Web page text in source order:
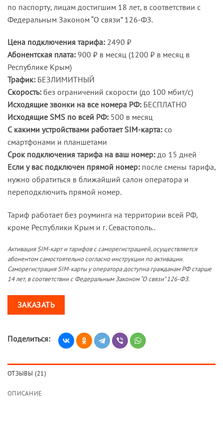
по паспорту, лицам достигшим 18 лет, в соответствии с
Федеральным Законом “О связи” 126-ФЗ.
Цена подключения тарифа: 2490 ₽
Абонентская плата: 900 ₽ в месяц (1200 ₽ в месяц в
Республике Крым)
Трафик: БЕЗЛИМИТНЫЙ
Скорость: без ограничений скорости (до 100 мбит/с)
Исходящие звонки на все номера РФ: БЕСПЛАТНО
Исходящие SMS по всей РФ: 500 в месяц
С какими устройствами работает SIM-карта: со
смартфонами и планшетами
Срок подключения тарифа на ваш номер: до 15 дней
Если у вас подключен прямой номер: после смены тарифа,
нужно обратиться в ближайший салон оператора и
переподключить прямой номер.
Тариф работает без роуминга на территории всей РФ,
кроме Республики Крым и г. Севастополь..
Активация SIM-карт и тарифов с саморегистрацией, осуществляется
абонентом самостоятельно согласно инструкции по активации.
Саморегистрация SIM-карты у оператора доступна гражданам РФ старше
14 лет, в соответствии с Федеральным Законом “О связи” 126-ФЗ.
ЗАКАЗАТЬ
Поделиться:
ОТЗЫВЫ (21)
ОПИСАНИЕ